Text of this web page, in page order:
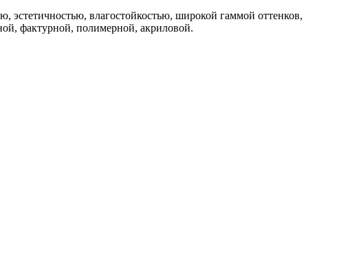
эстетичностью, влагостойкостью, широкой гаммой оттенков,
фактурной, полимерной, акриловой.